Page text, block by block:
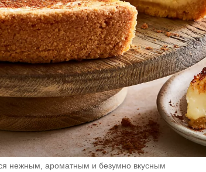
нежным, ароматным и безумно вкусным